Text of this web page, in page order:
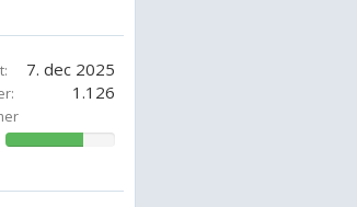
7. dec 2025
1.126
71.42857142857143%